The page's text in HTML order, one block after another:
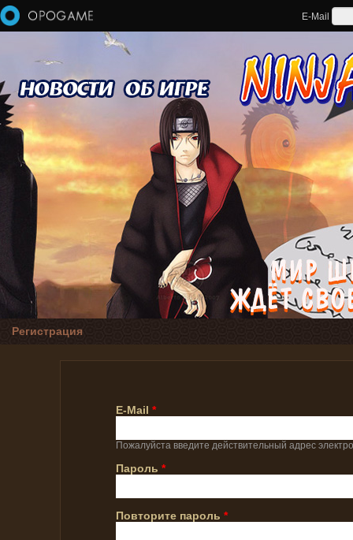
Перейти к основному содержанию
E-Mail
Регистрация
E-Mail *
Пожалуйста введите действительный адрес
Пароль *
Повторите пароль *